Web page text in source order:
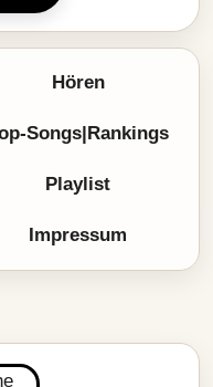
Hören
Songs|Rankings
Playlist
Impressum